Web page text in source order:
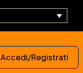
Accedi/Registrati